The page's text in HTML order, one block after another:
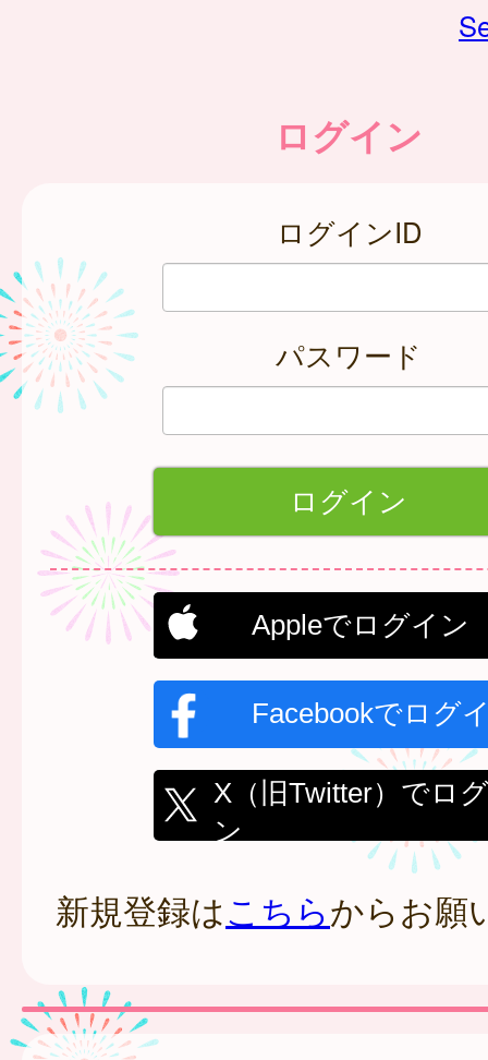
ログイン
ログインID
パスワード
Appleでログイン
Facebookでログ
X（旧Twitter）でロ
ン
新規登録はこちらからお願